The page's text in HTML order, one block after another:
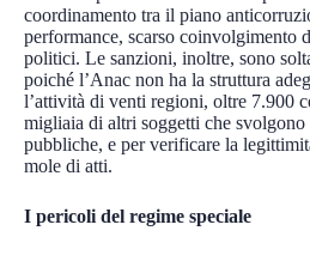
coordinamento tra il piano
performance, scarso coinvolgimento
politici. Le sanzioni, inoltre, sono
poiché l’Anac non ha la struttura
l’attività di venti regioni, oltre 7.900
migliaia di altri soggetti che
pubbliche, e per verificare la
mole di atti.
I pericoli del regime speciale